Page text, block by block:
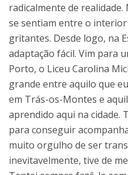
radicalmente de
se sentiam entre o interior
gritantes. Desde logo, na
adaptação fácil. Vim para
Porto, o Liceu Carolina
grande entre aquilo que
em Trás-os-Montes e
aprendido aqui na cidade.
para conseguir
muito orgulho de ser
inevitavelmente, tive de